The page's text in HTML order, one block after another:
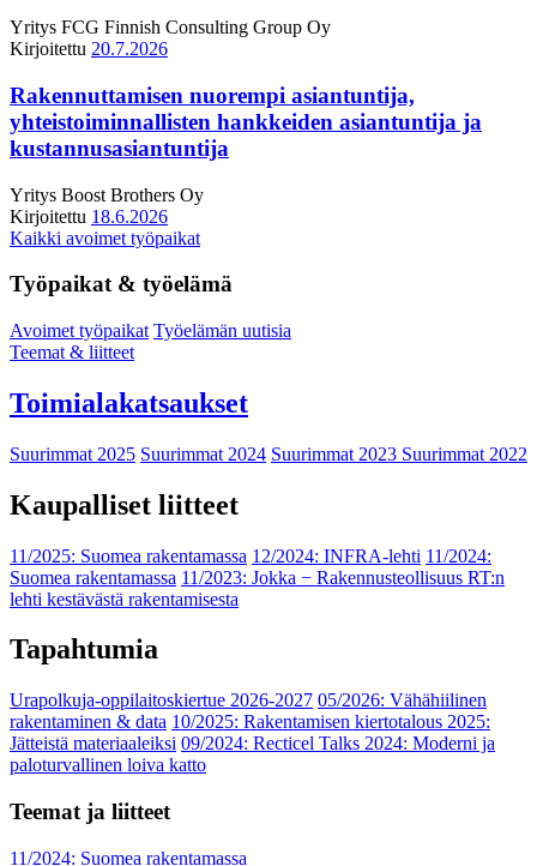
Yritys FCG Finnish Consulting Group Oy
Kirjoitettu 20.7.2026
Rakennuttamisen nuorempi asiantuntija,
yhteistoiminnallisten hankkeiden asiantuntija ja
kustannusasiantuntija
Yritys Boost Brothers Oy
Kirjoitettu 18.6.2026
Kaikki avoimet työpaikat
Työpaikat & työelämä
Avoimet työpaikat Työelämän uutisia
Teemat & liitteet
Toimialakatsaukset
Suurimmat 2025 Suurimmat 2024 Suurimmat 2023 Suurimmat 2022
Kaupalliset liitteet
11/2025: Suomea rakentamassa 12/2024: INFRA-lehti 11/2024:
Suomea rakentamassa 11/2023: Jokka − Rakennusteollisuus RT:n
lehti kestävästä rakentamisesta
Tapahtumia
Urapolkuja-oppilaitoskiertue 2026-2027 05/2026: Vähähiilinen
rakentaminen & data 10/2025: Rakentamisen kiertotalous 2025:
Jätteistä materiaaleiksi 09/2024: Recticel Talks 2024: Moderni ja
paloturvallinen loiva katto
Teemat ja liitteet
11/2024: Suomea rakentamassa